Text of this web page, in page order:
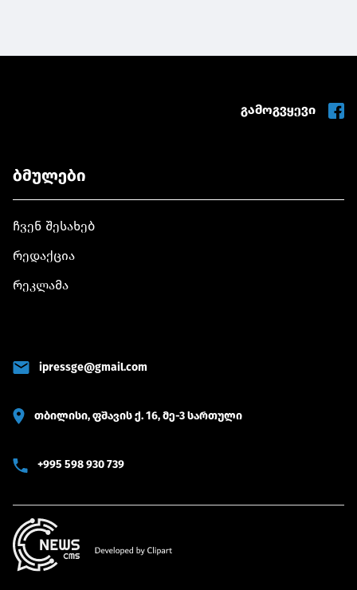
გამოგვყევი
ბმულები
ჩვენ შესახებ
რედაქცია
რეკლამა
ipressge@gmail.com
თბილისი, ფშავის ქ. 16, მე-3 სართული
+995 598 930 739